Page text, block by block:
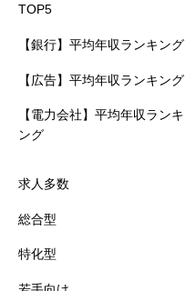
TOP5
【銀行】平均年収ランキング
【広告】平均年収ランキング
【電力会社】平均年収ランキ
ング
求人多数
総合型
特化型